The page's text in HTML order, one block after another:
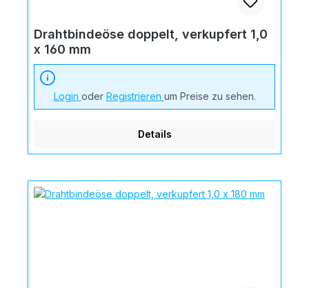
Drahtbindeöse doppelt, verkupfert 1,0
x 160 mm
Login oder Registrieren um Preise zu sehen.
Details